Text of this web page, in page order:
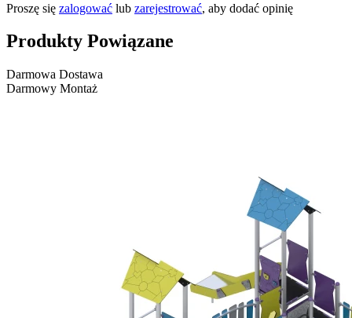
Proszę się zalogować lub zarejestrować, aby dodać opinię
Produkty Powiązane
Darmowa Dostawa
Darmowy Montaż